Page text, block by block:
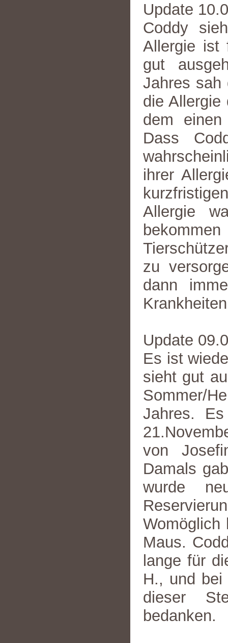
Update
Coddy
Allergie ist
gut
Jahres sah
die Allergie
dem
Dass
ihrer
Allergie
zu
dann
Update
Es ist
sieht gut
Sommer/
Jahres.
von
Damals
wurde
Womöglich
Maus.
lange für
H., und bei
dieser
bedanken.